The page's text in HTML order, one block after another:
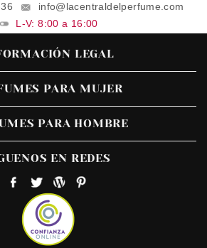
info@lacentraldelperfume.com
L-V: 8:00 a 16:00
LEGAL
PARA MUJER
PARA HOMBRE
EN REDES